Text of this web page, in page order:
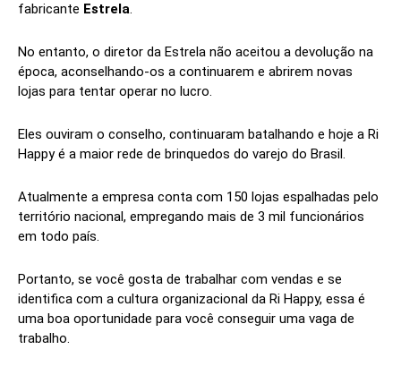
fabricante Estrela.
No entanto, o diretor da Estrela não aceitou a devolução na
época, aconselhando-os a continuarem e abrirem novas
lojas para tentar operar no lucro.
Eles ouviram o conselho, continuaram batalhando e hoje a Ri
Happy é a maior rede de brinquedos do varejo do Brasil.
Atualmente a empresa conta com 150 lojas espalhadas pelo
território nacional, empregando mais de 3 mil funcionários
em todo país.
Portanto, se você gosta de trabalhar com vendas e se
identifica com a cultura organizacional da Ri Happy, essa é
uma boa oportunidade para você conseguir uma vaga de
trabalho.